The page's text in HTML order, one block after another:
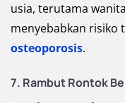
usia, terutama
menyebabkan risiko
osteoporosis.
7. Rambut Rontok